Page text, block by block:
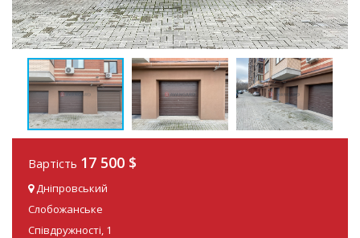
Вартість 17 500 $
Дніпровський
Слобожанське
Співдружності, 1